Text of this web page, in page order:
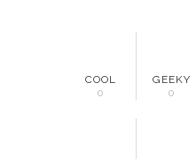
COOL
0
GEEKY
0